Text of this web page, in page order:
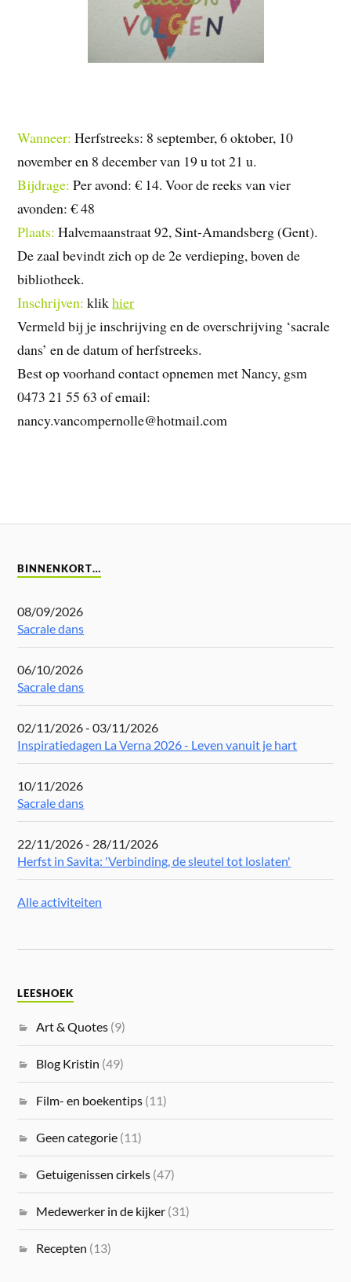
Wanneer: Herfstreeks: 8 september, 6 oktober, 10
november en 8 december van 19 u tot 21 u.
Bijdrage: Per avond: € 14. Voor de reeks van vier
avonden: € 48
Plaats: Halvemaanstraat 92, Sint-Amandsberg (Gent).
De zaal bevindt zich op de 2e verdieping, boven de
bibliotheek.
Inschrijven: klikhier
Vermeld bij je inschrijving en de overschrijving ‘sacrale
dans’ en de datum of herfstreeks.
Best op voorhand contact opnemen met Nancy, gsm
0473 21 55 63 of email:
nancy.vancompernolle@hotmail.com
BINNENKORT…
08/09/2026
Sacrale dans
06/10/2026
Sacrale dans
02/11/2026 - 03/11/2026
Inspiratiedagen La Verna 2026 - Leven vanuit je hart
10/11/2026
Sacrale dans
22/11/2026 - 28/11/2026
Herfst in Savita: 'Verbinding, de sleutel tot loslaten'
Alle activiteiten
LEESHOEK
Art & Quotes (9)
Blog Kristin (49)
Film- en boekentips (11)
Geen categorie (11)
Getuigenissen cirkels (47)
Medewerker in de kijker (31)
Recepten (13)